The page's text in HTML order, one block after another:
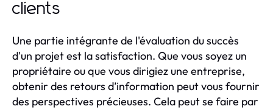
clients
Une partie intégrante de l'évaluation du succès
d'un projet est la satisfaction. Que vous soyez un
propriétaire ou que vous dirigiez une entreprise,
obtenir des retours d’information peut vous fournir
des perspectives précieuses. Cela peut se faire par